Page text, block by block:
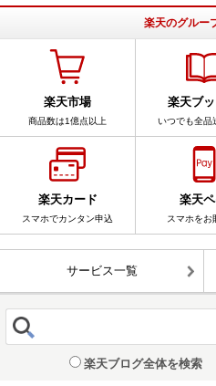
楽天のグルー
楽天市場
商品数は1億点以上
楽天ブ
いつでも全品
楽天カード
スマホでカンタン申込
楽天
スマホをお
サービス一覧
楽天ブログ全体を検索